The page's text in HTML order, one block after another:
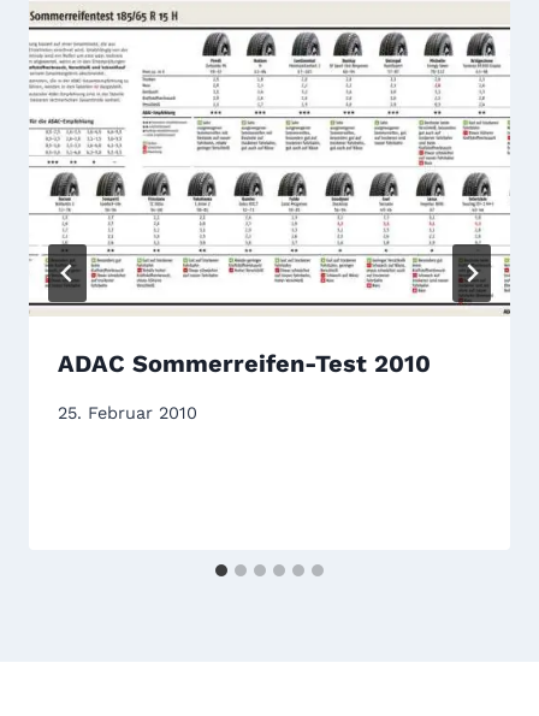
ADAC Sommerreifen-Test 2010
25. Februar 2010